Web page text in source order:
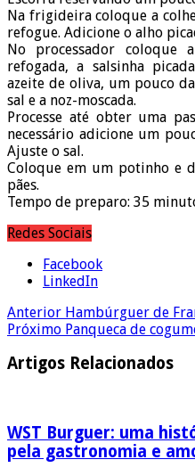
Na frigideira coloque a
refogue. Adicione o alho
No processador coloque
refogada, a salsinha
azeite de oliva, um pouco
sal e a noz-moscada.
Processe até obter uma
necessário adicione um
Ajuste o sal.
Coloque em um potinho e
pães.
Tempo de preparo: 35
Redes Sociais
Facebook
LinkedIn
Anterior Hambúrguer de
Próximo Panqueca de
Artigos Relacionados
WST Burguer: uma
pela gastronomia e